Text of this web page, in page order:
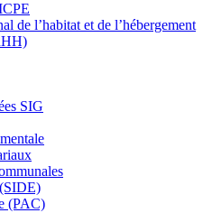
de l’habitat et de l’hébergement
SIG
(PAC)